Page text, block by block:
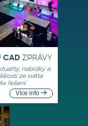
CADZPRÁVY
nabídky a
ze světa
řešení
Více info